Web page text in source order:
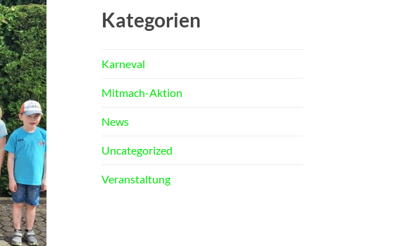
Kategorien
Karneval
Mitmach-Aktion
News
Uncategorized
Veranstaltung